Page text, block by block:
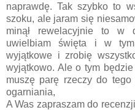
naprawdę. Tak szybko to
szoku, ale jaram się
minął rewelacyjnie to w
uwielbiam święta i w
wyjątkowe i zrobię
wyjątkowo. Ale o tym
muszę parę rzeczy do
ogarniania,
A Was zapraszam do